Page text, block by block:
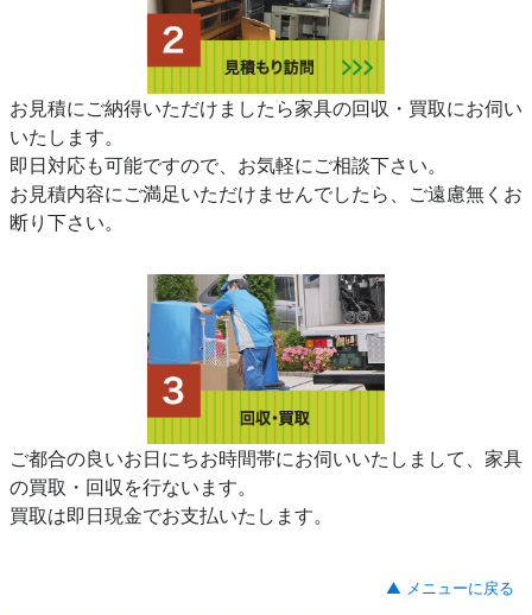
お見積にご納得いただけましたら家具の回収・買取にお伺い
いたします。
即日対応も可能ですので、お気軽にご相談下さい。
お見積内容にご満足いただけませんでしたら、ご遠慮無くお
断り下さい。
ご都合の良いお日にちお時間帯にお伺いいたしまして、家具
の買取・回収を行ないます。
買取は即日現金でお支払いたします。
▲ メニューに戻る